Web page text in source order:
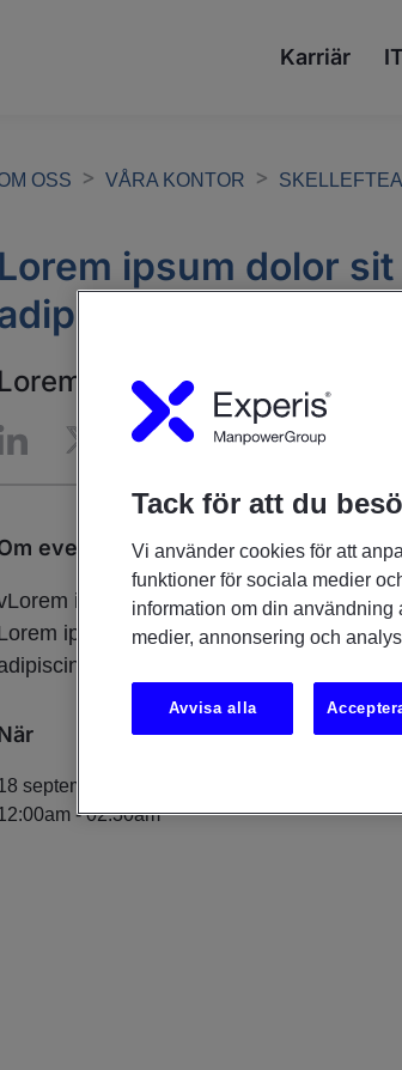
Karriär
OSS VÅRA KONTOR SKELLEFTEA
Lorem ipsum dolor
elit Lorem
Lorem ipsum dolor sit amet,
eventet
ipsum dolor sit amet, consectetur
ipsum dolorLorem ipsum dolor sit
elit Lorem ipsum dolor
september 2020
-02:30am
Tack för att du
Vi använder cookies för att
funktioner för sociala medier
information om din användning
medier, annonsering och
Avvisa alla